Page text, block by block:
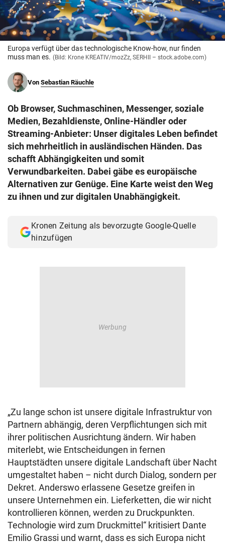
© Krone Multimedia GmbH & Co KG 2026
Muthgasse 2, 1190 Wien
Europa verfügt über das technologische Know-how, nur finden
muss man es. (Bild: Krone KREATIV/mozZz, SERHII – stock.adobe.com)
Von Sebastian Räuchle
Ob Browser, Suchmaschinen, Messenger, soziale
Medien, Bezahldienste, Online-Händler oder
Streaming-Anbieter: Unser digitales Leben befindet
sich mehrheitlich in ausländischen Händen. Das
schafft Abhängigkeiten und somit
Verwundbarkeiten. Dabei gäbe es europäische
Alternativen zur Genüge. Eine Karte weist den Weg
zu ihnen und zur digitalen Unabhängigkeit.
Kronen Zeitung als bevorzugte Google-Quelle
hinzufügen
„Zu lange schon ist unsere digitale Infrastruktur von
Partnern abhängig, deren Verpflichtungen sich mit
ihrer politischen Ausrichtung ändern. Wir haben
miterlebt, wie Entscheidungen in fernen
Hauptstädten unsere digitale Landschaft über Nacht
umgestaltet haben – nicht durch Dialog, sondern per
Dekret. Anderswo erlassene Gesetze greifen in
unsere Unternehmen ein. Lieferketten, die wir nicht
kontrollieren können, werden zu Druckpunkten.
Technologie wird zum Druckmittel“ kritisiert Dante
Emilio Grassi und warnt, dass es sich Europa nicht